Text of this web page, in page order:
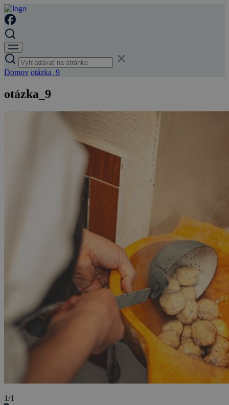
Domov otázka_9
otázka_9
1/1